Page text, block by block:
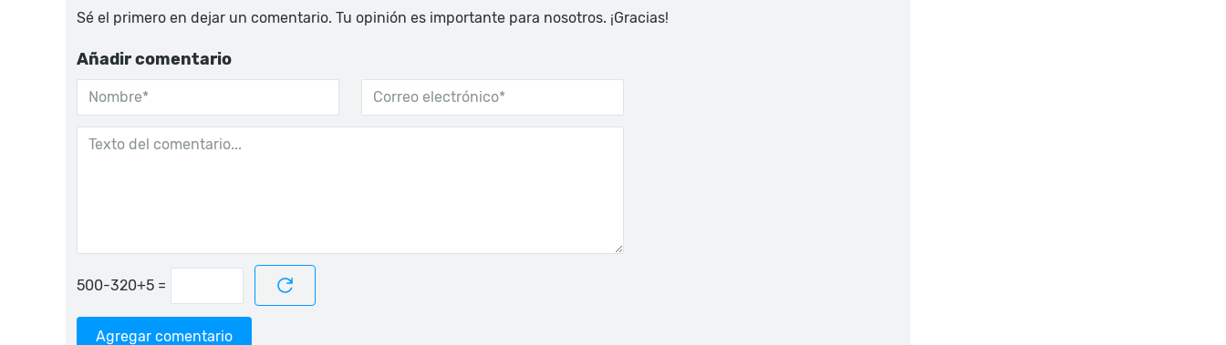
Sé el primero en dejar un comentario. Tu opinión es importante para nosotros. ¡Gracias!
Añadir comentario
=
Agregar comentario